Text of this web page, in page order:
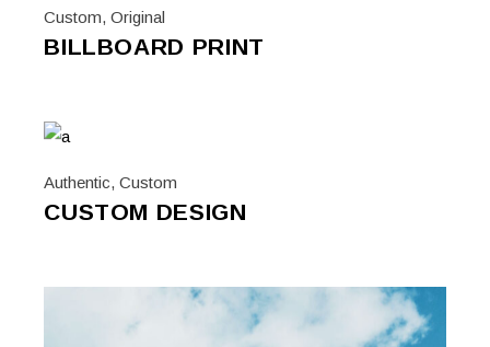
Custom,Original
BILLBOARD PRINT
Authentic,Custom
CUSTOM DESIGN